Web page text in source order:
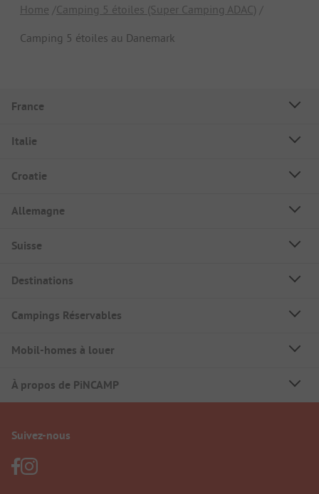
Home Camping 5 étoiles (Super Camping ADAC)
Camping 5 étoiles au Danemark
France
Italie
Croatie
Allemagne
Suisse
Destinations
Campings Réservables
Mobil-homes à louer
À propos de PiNCAMP
Suivez-nous